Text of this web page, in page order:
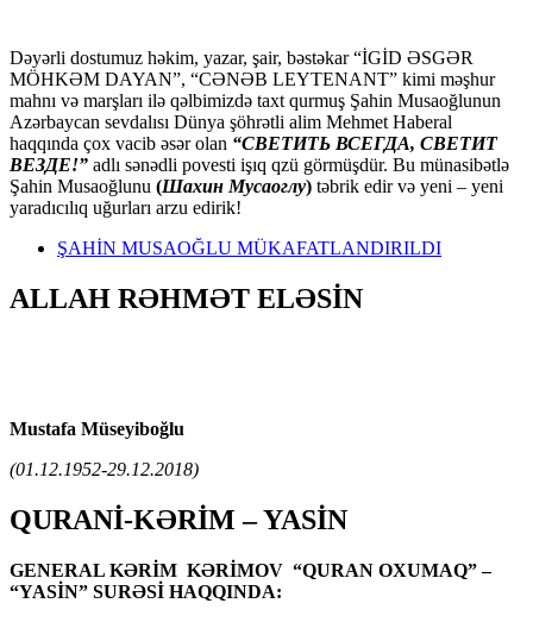
Dəyərli dostumuz həkim, yazar, şair, bəstəkar “İGİD ƏSGƏR
MÖHKƏM DAYAN”, “CƏNƏB LEYTENANT” kimi məşhur
mahnı və marşları ilə qəlbimizdə taxt qurmuş Şahin Musaoğlunun
Azərbaycan sevdalısı Dünya şöhrətli alim Mehmet Haberal
haqqında çox vacib əsər olan “СВЕТИТЬ ВСЕГДА, СВЕТИТ
ВЕЗДЕ!” adlı sənədli povesti işıq qzü görmüşdür. Bu münasibətlə
Şahin Musaoğlunu (Шахин Мусаоглу) təbrik edir və yeni – yeni
yaradıcılıq uğurları arzu edirik!
ŞAHİN MUSAOĞLU MÜKAFATLANDIRILDI
ALLAH RƏHMƏT ELƏSİN
Mustafa Müseyiboğlu
(01.12.1952-29.12.2018)
QURANİ-KƏRİM – YASİN
GENERAL KƏRİM KƏRİMOV “QURAN OXUMAQ” –
“YASİN” SURƏSİ HAQQINDA: